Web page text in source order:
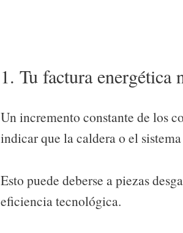
1. Tu factura energética
Un incremento constante de los
indicar que la caldera o el
Esto puede deberse a piezas
eficiencia tecnológica.